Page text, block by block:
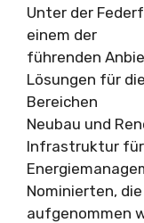
Unter der
einem der
führenden
Lösungen für
Bereichen
Neubau und
Infrastruktur für
Nominierten,
aufgenommen